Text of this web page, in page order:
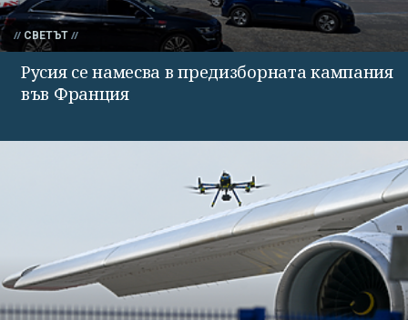
СВЕТЪТ
Русия се намесва в предизборната кампания
във Франция